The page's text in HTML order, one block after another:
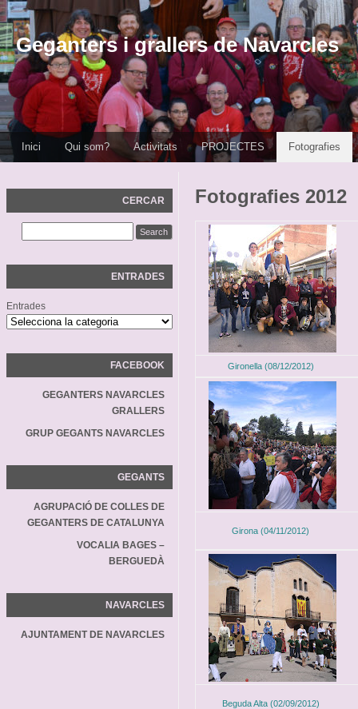
Geganters i grallers de Navarcles
Inici Qui som? Activitats PROJECTES Fotografies
CERCAR
ENTRADES
Entrades
FACEBOOK
GEGANTERS NAVARCLES
GRALLERS
GRUP GEGANTS NAVARCLES
GEGANTS
AGRUPACIÓ DE COLLES DE
GEGANTERS DE CATALUNYA
VOCALIA BAGES –
BERGUEDÀ
NAVARCLES
AJUNTAMENT DE NAVARCLES
Fotografies 2012
Gironella (08/12/2012)
Girona (04/11/2012)
Beguda Alta (02/09/2012)